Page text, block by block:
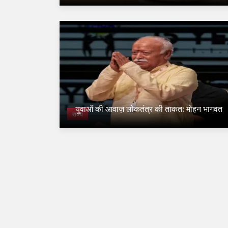
राज्य
युवाओं की आवाज़ लोकतंत्र की ताकत: मोहन भागवत